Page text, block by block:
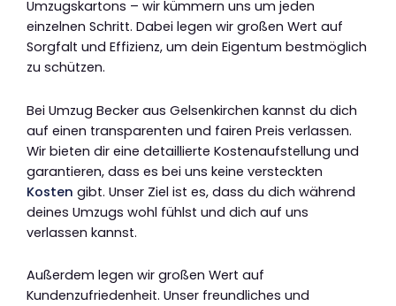
Umzugskartons – wir kümmern uns um jeden
einzelnen Schritt. Dabei legen wir großen Wert auf
Sorgfalt und Effizienz, um dein Eigentum bestmöglich
zu schützen.
Bei Umzug Becker aus Gelsenkirchen kannst du dich
auf einen transparenten und fairen Preis verlassen.
Wir bieten dir eine detaillierte Kostenaufstellung und
garantieren, dass es bei uns keine versteckten
Kosten gibt. Unser Ziel ist es, dass du dich während
deines Umzugs wohl fühlst und dich auf uns
verlassen kannst.
Außerdem legen wir großen Wert auf
Kundenzufriedenheit. Unser freundliches und